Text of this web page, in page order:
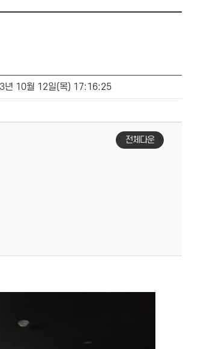
년 10월 12일(목) 17:16:25
전체다운